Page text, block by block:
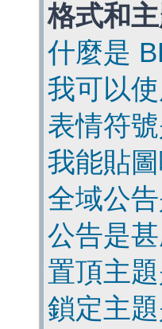
格式和
什麼是
我可以
表情符
我能貼圖
全域公
公告是甚
置頂主
鎖定主